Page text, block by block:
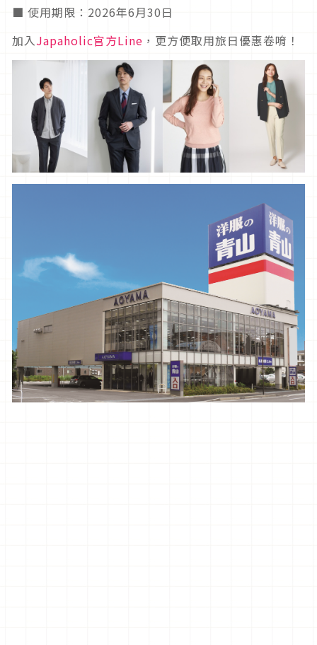
■ 使用期限：2026年6月30日
加入Japaholic官方Line ，更方便取用旅日優惠卷唷！